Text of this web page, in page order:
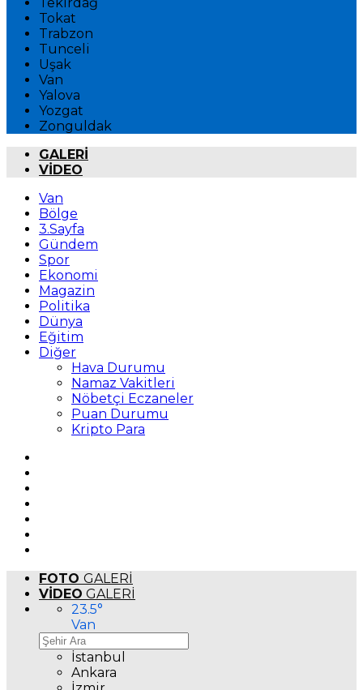
Tokat
Trabzon
Tunceli
Uşak
Van
Yalova
Yozgat
Zonguldak
GALERİ
VİDEO
Van
Bölge
3.Sayfa
Gündem
Spor
Ekonomi
Magazin
Politika
Dünya
Eğitim
Diğer
Hava Durumu
Namaz Vakitleri
Nöbetçi Eczaneler
Puan Durumu
Kripto Para
FOTO GALERİ
VİDEO GALERİ
23.5°
Van
İstanbul
Ankara